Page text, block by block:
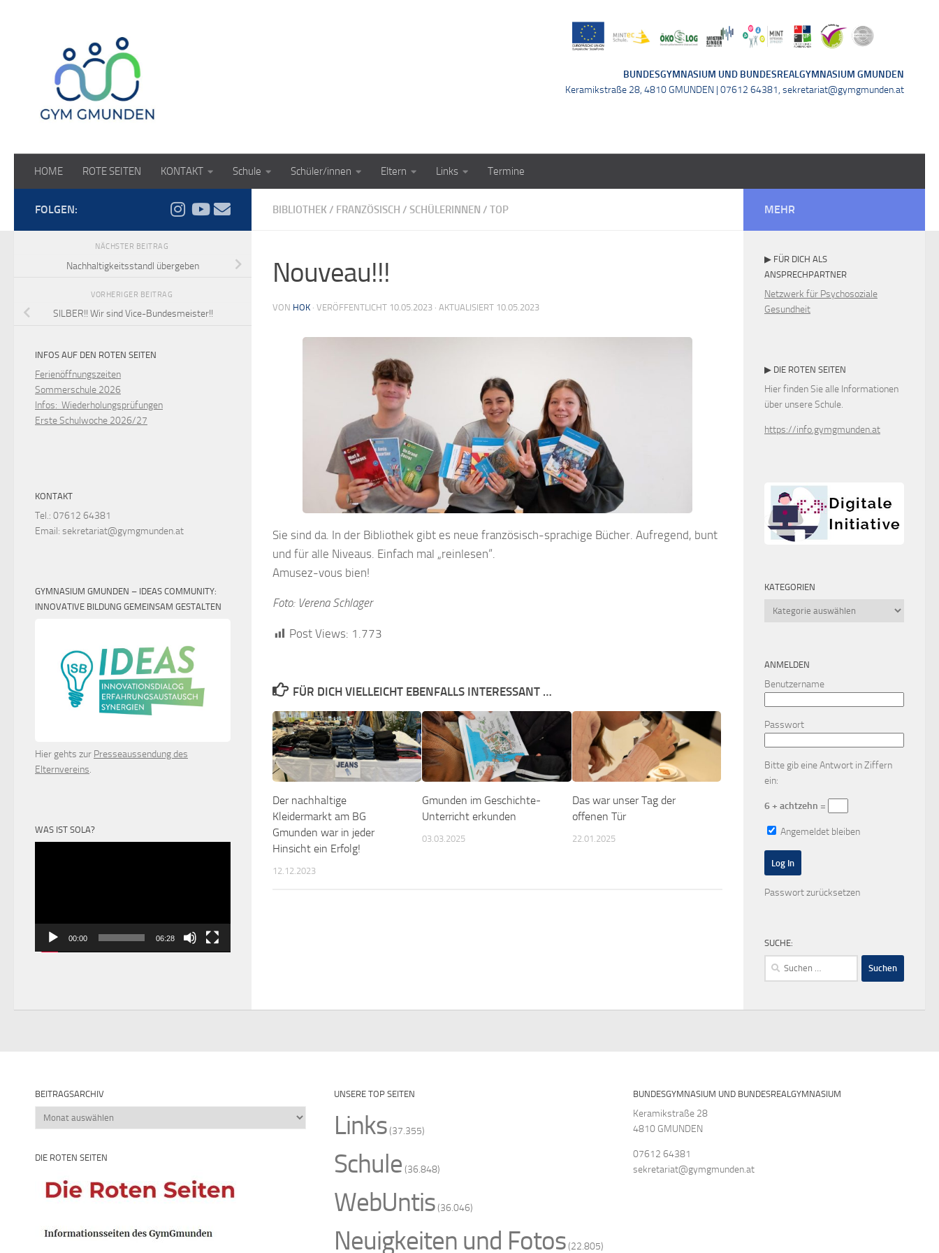
BUNDESGYMNASIUM UND BUNDESREALGYMNASIUM GMUNDEN
Keramikstraße 28, 4810 GMUNDEN | 07612 64381, sekretariat@gymgmunden.at
HOME ROTE SEITEN KONTAKT Schule Schüler/innen Eltern Links Termine
BIBLIOTHEK / FRANZÖSISCH / SCHÜLERINNEN / TOP
Nouveau!!!
VON HOK · VERÖFFENTLICHT 10.05.2023 · AKTUALISIERT 10.05.2023
Sie sind da. In der Bibliothek gibt es neue französisch-sprachige Bücher. Aufregend, bunt
und für alle Niveaus. Einfach mal „reinlesen“.
Amusez-vous bien!
Foto: Verena Schlager
Post Views: 1.773
FÜR DICH VIELLEICHT EBENFALLS INTERESSANT …
Der nachhaltige
Kleidermarkt am BG
Gmunden war in jeder
Hinsicht ein Erfolg!
12.12.2023
Gmunden im Geschichte-
Unterricht erkunden
03.03.2025
Das war unser Tag der
offenen Tür
22.01.2025
FOLGEN:
NÄCHSTER BEITRAG
Nachhaltigkeitsstandl übergeben
VORHERIGER BEITRAG
SILBER!! Wir sind Vice-Bundesmeister!!
INFOS AUF DEN ROTEN SEITEN
Ferienöffnungszeiten
Sommerschule 2026
Infos: Wiederholungsprüfungen
Erste Schulwoche 2026/27
KONTAKT
Tel.: 07612 64381
Email: sekretariat@gymgmunden.at
GYMNASIUM GMUNDEN – IDEAS COMMUNITY:
INNOVATIVE BILDUNG GEMEINSAM GESTALTEN
Hier gehts zur Presseaussendung des
Elternvereins.
WAS IST SOLA?
00:00 06:28
MEHR
▶ FÜR DICH ALS
ANSPRECHPARTNER
Netzwerk für Psychosoziale
Gesundheit
▶ DIE ROTEN SEITEN
Hier finden Sie alle Informationen
über unsere Schule.
https://info.gymgmunden.at
KATEGORIEN
Kategorien
ANMELDEN
Benutzername
Passwort
Bitte gib eine Antwort in Ziffern
ein:
6 + achtzehn =
Angemeldet bleiben
Passwort zurücksetzen
SUCHE:
Suchen
BEITRAGSARCHIV
Beitragsarchiv
DIE ROTEN SEITEN
UNSERE TOP SEITEN
Links(37.355)
Schule (36.848)
WebUntis(36.046)
Neuigkeiten und Fotos(22.805)
BUNDESGYMNASIUM UND BUNDESREALGYMNASIUM
Keramikstraße 28
4810 GMUNDEN
07612 64381
sekretariat@gymgmunden.at